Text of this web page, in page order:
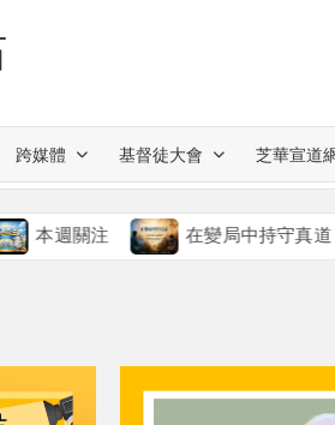
跨媒體 基督徒大會 芝華宣道
關注 在變局中持守真道